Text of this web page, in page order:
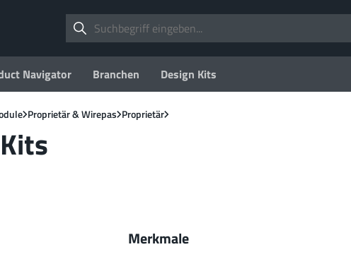
Navigator Branchen Design Kits
Proprietär & Wirepas Proprietär
Merkmale